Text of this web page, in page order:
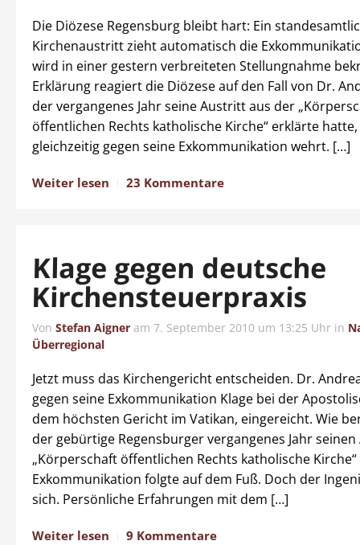
Die Diözese Regensburg bleibt hart: Ein
Kirchenaustritt zieht automatisch die
wird in einer gestern verbreiteten Stellungnahme
Erklärung reagiert die Diözese auf den Fall von Dr.
der vergangenes Jahr seine Austritt aus der
öffentlichen Rechts katholische Kirche“ erklärte
gleichzeitig gegen seine Exkommunikation wehrt. […]
Weiter lesen 23 Kommentare
Klage gegen deutsche
Kirchensteuerpraxis
Von Stefan Aigner am 7. September 2010 um 13:25 Uhr in
Überregional
Jetzt muss das Kirchengericht entscheiden. Dr.
gegen seine Exkommunikation Klage bei der
dem höchsten Gericht im Vatikan, eingereicht. Wie
der gebürtige Regensburger vergangenes Jahr
„Körperschaft öffentlichen Rechts katholische
Exkommunikation folgte auf dem Fuß. Doch der
sich. Persönliche Erfahrungen mit dem […]
Weiter lesen 9 Kommentare